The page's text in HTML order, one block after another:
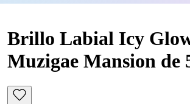
Brillo Labial Icy
Muzigae Mansion de